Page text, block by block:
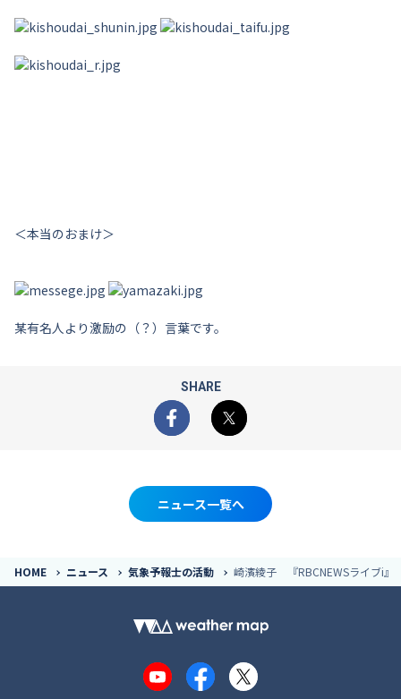
＜本当のおまけ＞
某有名人より激励の（？）言葉です。
SHARE
Facebook
X
ニュース一覧へ
HOME ニュース 気象予報士の活動 崎濱綾子 『RBCNEWSライブi』
YouTubeFacebook
X